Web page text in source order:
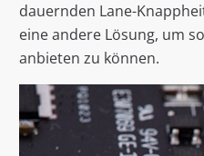
dauernden Lane-
eine andere Lösung, um
anbieten zu können.